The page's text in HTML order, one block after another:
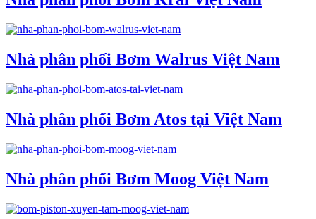
Nhà phân phối Bơm Walrus Việt Nam
Nhà phân phối Bơm Atos tại Việt Nam
Nhà phân phối Bơm Moog Việt Nam